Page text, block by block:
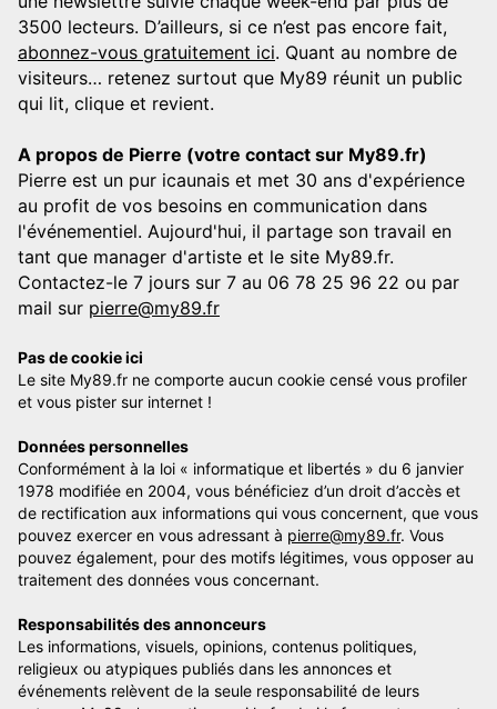
3500 lecteurs. D’ailleurs, si ce n’est pas encore fait,
abonnez-vous gratuitement ici. Quant au nombre de
visiteurs… retenez surtout que My89 réunit un public
qui lit, clique et revient.
A propos de Pierre (votre contact sur My89.fr)
Pierre est un pur icaunais et met 30 ans d'expérience
au profit de vos besoins en communication dans
l'événementiel. Aujourd'hui, il partage son travail en
tant que manager d'artiste et le site My89.fr.
Contactez-le 7 jours sur 7 au 06 78 25 96 22 ou par
mail sur pierre@my89.fr
Pas de cookie ici
Le site My89.fr ne comporte aucun cookie censé vous profiler
et vous pister sur internet !
Données personnelles
Conformément à la loi « informatique et libertés » du 6 janvier
1978 modifiée en 2004, vous bénéficiez d’un droit d’accès et
de rectification aux informations qui vous concernent, que vous
pouvez exercer en vous adressant à pierre@my89.fr. Vous
pouvez également, pour des motifs légitimes, vous opposer au
traitement des données vous concernant.
Responsabilités des annonceurs
Les informations, visuels, opinions, contenus politiques,
religieux ou atypiques publiés dans les annonces et
événements relèvent de la seule responsabilité de leurs